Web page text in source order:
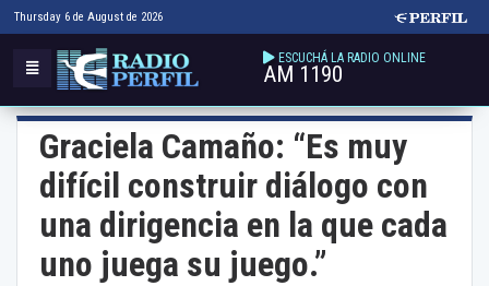
Thursday 6 de August de 2026
ESCUCHÁ LA RADIO ONLINE
AM 1190
Graciela Camaño: “Es muy
difícil construir diálogo con
una dirigencia en la que cada
uno juega su juego.”